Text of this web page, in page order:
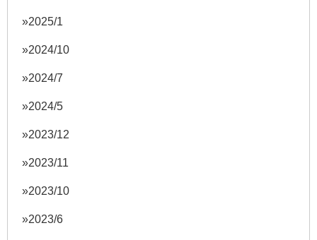
2025/1
2024/10
2024/7
2024/5
2023/12
2023/11
2023/10
2023/6